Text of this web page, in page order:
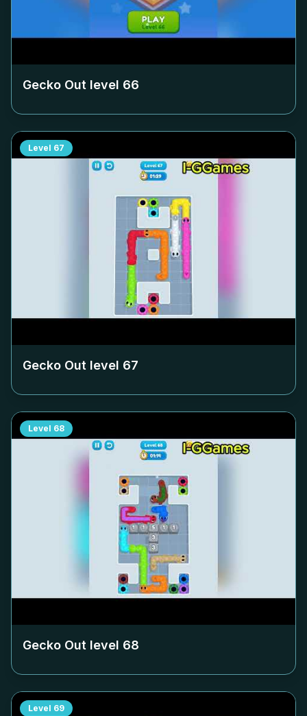
Gecko Out level 66
Level 67
Gecko Out level 67
Level 68
Gecko Out level 68
Level 69